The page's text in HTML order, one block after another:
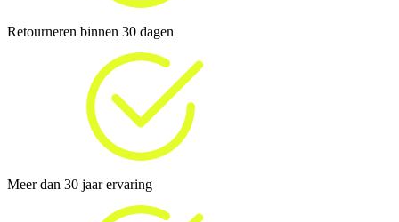
Retourneren binnen 30 dagen
Meer dan 30 jaar ervaring